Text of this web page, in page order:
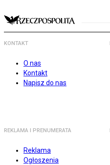
KONTAKT
O nas
Kontakt
Napisz do nas
REKLAMA I PRENUMERATA
Reklama
Ogłoszenia